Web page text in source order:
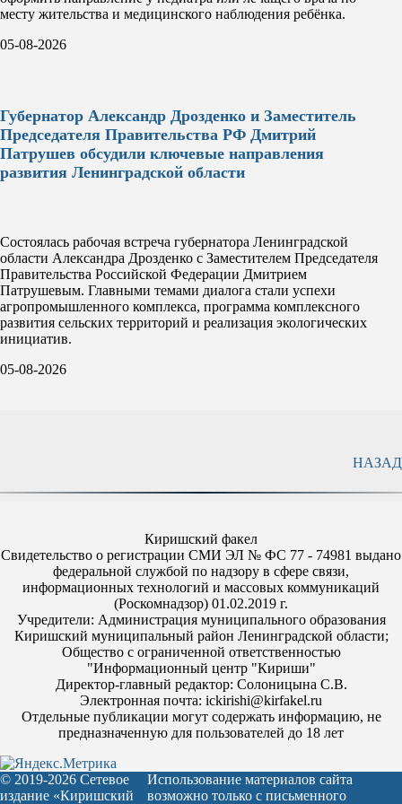
месту жительства и медицинского наблюдения ребёнка.
05-08-2026
Губернатор Александр Дрозденко и Заместитель
Председателя Правительства РФ Дмитрий
Патрушев обсудили ключевые направления
развития Ленинградской области
Состоялась рабочая встреча губернатора Ленинградской
области Александра Дрозденко с Заместителем Председателя
Правительства Российской Федерации Дмитрием
Патрушевым. Главными темами диалога стали успехи
агропромышленного комплекса, программа комплексного
развития сельских территорий и реализация экологических
инициатив.
05-08-2026
НАЗАД
Киришский факел
Свидетельство о регистрации СМИ ЭЛ № ФС 77 - 74981 выдано
федеральной службой по надзору в сфере связи,
информационных технологий и массовых коммуникаций
(Роскомнадзор) 01.02.2019 г.
Учредители: Администрация муниципального образования
Киришский муниципальный район Ленинградской области;
Общество с ограниченной ответственностью
"Информационный центр "Кириши"
Директор-главный редактор: Солоницына С.В.
Электронная почта: ickirishi@kirfakel.ru
Отдельные публикации могут содержать информацию, не
предназначенную для пользователей до 18 лет
© 2019-2026 Сетевое
издание «Киришский
Использование материалов сайта
возможно только с письменного